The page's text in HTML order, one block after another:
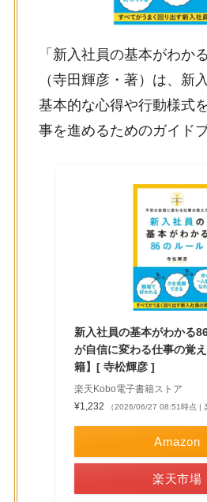
「新入社員の基本がわか
（寺田輝彦・著）は、新
基本的な心得や行動様式
事を進めるためのガイド
新入社員の基本がわかる
が自信に変わる仕事の覚
籍】[ 寺松輝彦 ]
楽天Kobo電子書籍ストア
¥1,232
（2026/06/27 08:51時点 |
Amazon
楽天市場